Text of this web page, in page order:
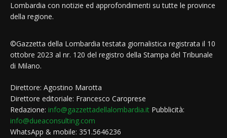
Lombardia con notizie ed approfondimenti su tutte le province
della regione.
©Gazzetta della Lombardia testata giornalistica registrata il 10
ottobre 2023 al nr. 120 del registro della Stampa del Tribunale
di Milano.
Direttore: Agostino Marotta
Direttore editoriale: Francesco Caroprese
Redazione: info@gazzettadellalombardia.it Pubblicità:
info@dueaconsulting.com
WhatsApp & mobile: 351.5646236